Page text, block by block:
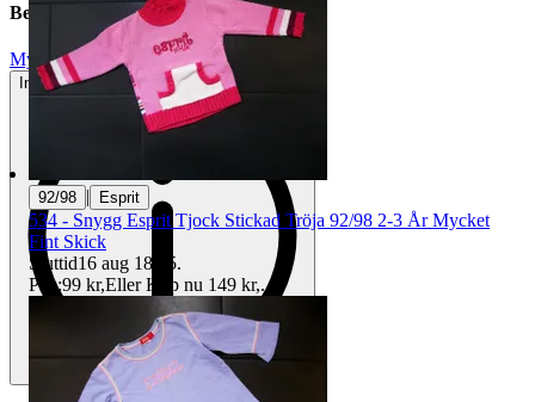
Beskrivning
Mycket gott skick
Inga eller minimala tecken på användning
92/98 | Esprit
534 - Snygg Esprit Tjock Stickad Tröja 92/98 2-3 År Mycket
Fint Skick
Sluttid16 aug 18:15.
Pris:99 kr,Eller Köp nu 149 kr,.